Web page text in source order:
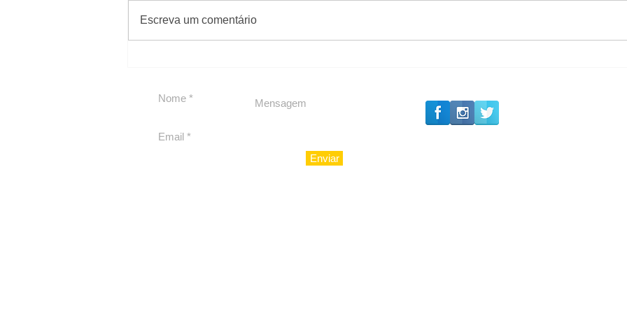
reforçam apoio a
Cláudio Mitidieri
Escreva um comentário
#Sugestões
Enviar